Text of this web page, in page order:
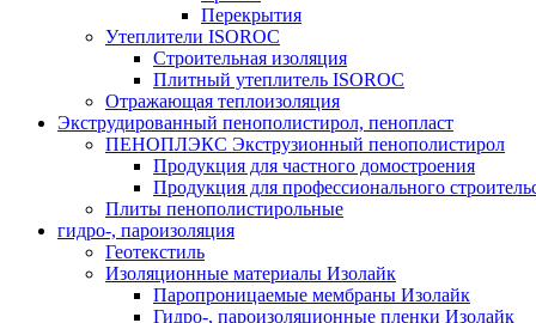
Перекрытия
Утеплители ISOROC
Строительная изоляция
Плитный утеплитель ISOROC
Отражающая теплоизоляция
Экструдированный пенополистирол, пенопласт
ПЕНОПЛЭКС Экструзионный пенополистирол
Продукция для частного домостроения
Продукция для профессионального
Плиты пенополистирольные
гидро-, пароизоляция
Геотекстиль
Изоляционные материалы Изолайк
Паропроницаемые мембраны Изолайк
Гидро-, пароизоляционные пленки Изолайк